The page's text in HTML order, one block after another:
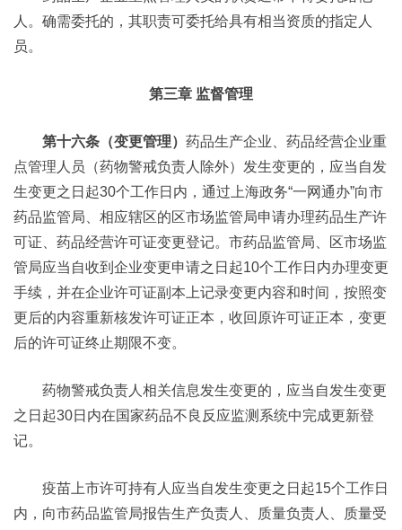
人。确需委托的，其职责可委托给具有相当资质的指定人
员。
第三章 监督管理
第十六条（变更管理） 药品生产企业、药品经营企业重
点管理人员（药物警戒负责人除外）发生变更的，应当自发
生变更之日起30个工作日内，通过上海政务“一网通办”向市
药品监管局、相应辖区的区市场监管局申请办理药品生产许
可证、药品经营许可证变更登记。市药品监管局、区市场监
管局应当自收到企业变更申请之日起10个工作日内办理变更
手续，并在企业许可证副本上记录变更内容和时间，按照变
更后的内容重新核发许可证正本，收回原许可证正本，变更
后的许可证终止期限不变。
药物警戒负责人相关信息发生变更的，应当自发生变更
之日起30日内在国家药品不良反应监测系统中完成更新登
记。
疫苗上市许可持有人应当自发生变更之日起15个工作日
内，向市药品监管局报告生产负责人、质量负责人、质量受